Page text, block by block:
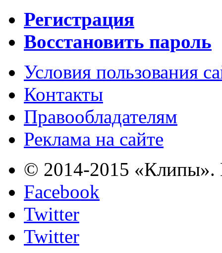
Регистрация
Восстановить пароль
Условия пользования
Контакты
Правообладателям
Реклама на сайте
© 2014-2015 «Клипы».
Facebook
Twitter
Twitter